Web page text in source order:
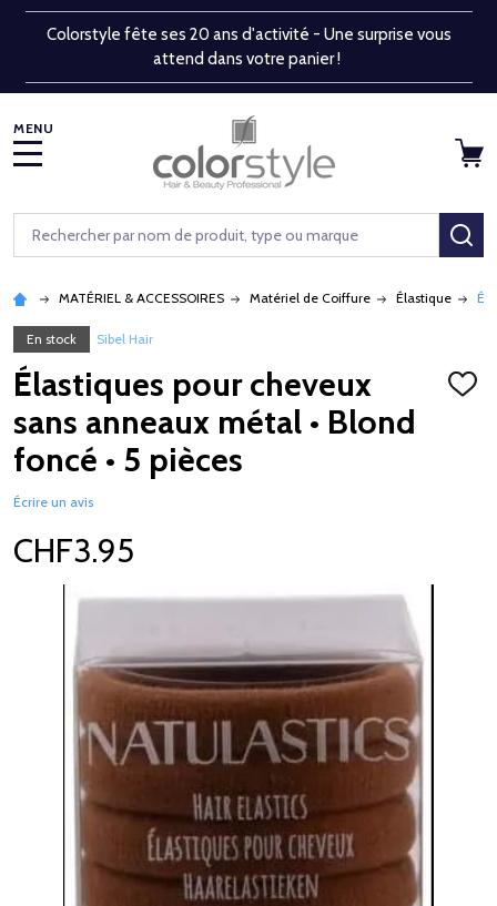
Colorstyle fête ses 20 ans d'activité - Une surprise vous
attend dans votre panier !
Rechercher
MATÉRIEL & ACCESSOIRES Matériel de Coiffure Élastique
En stock Sibel Hair
Élastiques pour cheveux
sans anneaux métal • Blond
foncé • 5 pièces
Écrire un avis
CHF3.95